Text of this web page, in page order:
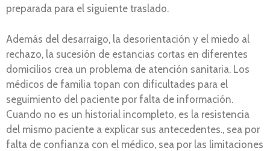
preparada para el siguiente traslado.
Además del desarraigo, la desorientación y el miedo al
rechazo, la sucesión de estancias cortas en diferentes
domicilios crea un problema de atención sanitaria. Los
médicos de familia topan con dificultades para el
seguimiento del paciente por falta de información.
Cuando no es un historial incompleto, es la resistencia
del mismo paciente a explicar sus antecedentes., sea por
falta de confianza con el médico, sea por las limitaciones